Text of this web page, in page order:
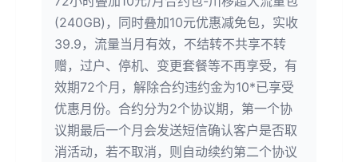
(240GB)，同时叠加10元优惠减免包，实收
39.9，流量当月有效，不结转不共享不转
赠，过户、停机、变更套餐等不再享受，有
效期72个月，解除合约违约金为10*已享受
优惠月份。合约分为2个协议期，第一个协
议期最后一个月会发送短信确认客户是否取
消活动，若不取消，则自动续约第二个协议